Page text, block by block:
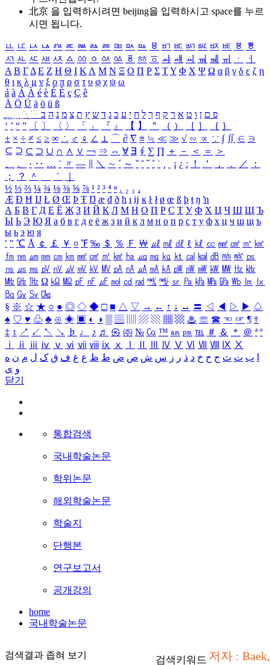
北京 을 입력하시려면 beijing을 입력하시고 space를 누르
시면 됩니다.
ㅥ ㅦ ㅧ ㅨ ㅩ ㅪ ㅫ ㅬ ㅭ ㅮ ㅯ ㅰ ㅱ ㅲ ㅳ ㅴ ㅵ ㅶ ㅷ ㅸ
ㅹ
ㅺ ㅻ ㅼ ㅽ ㅾ ㅿ ㆀ ㆁ ㆂ ㆃ ㆄ ㆅ ㆆ ㆇ ㆈ ㆉ ㆊ ㆋ ㆌ ㆍ
ㆎ
Α Β ΓΔ Ε Ζ Η Θ Ι ΚΛ Μ Ν Ξ Ο Π Ρ Σ ΤΥ Φ Χ Ψ Ω α β γ δ ε ζ η
θ ι κ λ μ ν ξ ο π ρ σ τ υ φ χ ψ ω
á à Á À é è É È ç Ç ê
Ä Ö Ü ä ö ü ß
ִֶֹ ֻּ ׁׂ פ ם ן ו ט א ר ק ף ך ל ח י ע כ ג ד ש ץ ת צ מ נ ה ב
‘ ’ “ ” 〔 〕 〈 〉 「 」 『 』 【 】 ＂ （ ） ［ ］ ｛ ｝
± × ÷ ≠ ≤ ≥ ∞ ∴ ♂ ♀ ∠ ⊥ ⌒ ∂ ∇ ≡ ≒ ≪ ≫ √ ∽ ∝ ∵ ∫ ∬ ∈ ∋
⊆ ⊇ ⊂ ⊃ ∪ ∩ ∧ ∨ ￢ ⇒ ⇔ ∀ ∃ ∮ ∑ ∏ ＋ － ＜ ＝
＞
、
。 · ‥ … ¨ 〃 ― ＼ ∼ ´ ～ ˇ ˘ ˝ ˚ ˙ ¸ ¡ ¿ ː ！ ＇ ， ． ／
：
；
？ ＾ ｀
½ ⅓ ⅔ ¼ ¾ ⅛ ⅜ ⅝ ⅞ ¹ ² ³ ⁴ ⁿ ₁ ₂ ₃ ₄
Æ Ð Ħ Ĳ Ł Ø Œ Þ Ŧ Ŋ æ đ ð ħ ı ĳ ĸ ŀ ł ø œ ß þ ŧ ŋ ŉ
А Б В Г Д Е Ё Ж З И Й К Л М Н О П Р С Т У Ф Х Ц Ч Ш Щ Ъ
Ы Ь Э Ю Я а б в г д е ё ж з и й к л м н о п р с т у ф х ц ч ш щ ъ
ы ь э ю я
′ ″ ℃ Å ￠ ￡ ￥ ¤ ℉ ‰ ＄ ％ Ｆ ￦ ㎕ ㎖ ㎗ ℓ ㎘ ㏄ ㎣ ㎤ ㎥ ㎦
㎙ ㎚ ㎛ ㎜ ㎝ ㎞ ㎟ ㎠ ㎡ ㎢ ㏊ ㎍ ㎎ ㎏ ㏏ ㎈ ㎉ ㏈ ㎧ ㎨ ㎰
㎱ ㎲ ㎳ ㎴ ㎵ ㎶ ㎷ ㎸ ㎹ ㎀ ㎁ ㎂ ㎃ ㎄ ㎺ ㎻ ㎽ ㎾ ㎿ ㎐ ㎑
㎒ ㎓ ㎔ Ω ㏀ ㏁ ㎊ ㎋ ㎌ ㏖ ㏅ ㎭ ㎮ ㎯ ㏛ ㎩ ㎪ ㎫ ㎬ ㏝ ㏐
㏓
㏃ ㏉ ㏜ ㏆
§ ※ ☆ ★ ○ ● ◎ ◇ ◆ □ ■ △ ▽ → ← ↑ ↓ ↔ 〓 ◁ ◀ ▷ ▶ ♤
♠ ♡ ♥ ♧ ♣ ⊙ ◈ ▣ ◐ ◑ ▒ ▤ ▨ ▧ ▦ ▩ ♨ ☏ ☎ ☜ ☞ ¶ †
‡ ↕ ↗ ↙ ↖ ↘ ♭ ♩ ♪ ♬ ㉿ ㈜ № ㏇ ™ ㏂ ㏘ ℡ ＃ ＆ ＊ ＠ ª º
ⅰ
ⅱ ⅲ ⅳ ⅴ ⅵ ⅶ ⅷ ⅸ ⅹ Ⅳ Ⅴ Ⅵ Ⅶ Ⅷ Ⅸ Ⅹ
ب ت ث ج ح خ د ذ ر ز س ش ص ض ط ظ ع غ ف ق ک ل م ن ه
و ی
닫기
통합검색
국내학술논문
학위논문
해외학술논문
학술지
단행본
연구보고서
공개강의
home
국내학술논문
검색결과 좁혀 보기 검색키워드 저자 :